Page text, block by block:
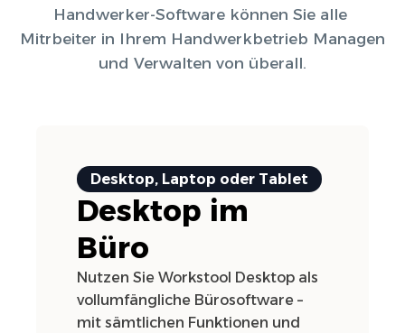
Handwerker-Software können Sie alle
Mitrbeiter in Ihrem Handwerkbetrieb Managen
und Verwalten von überall.
Desktop, Laptop oder Tablet
Desktop im
Büro
Nutzen Sie Workstool Desktop als
vollumfängliche Bürosoftware –
mit sämtlichen Funktionen und